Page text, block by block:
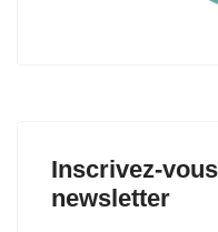
Inscrivez-
newsletter